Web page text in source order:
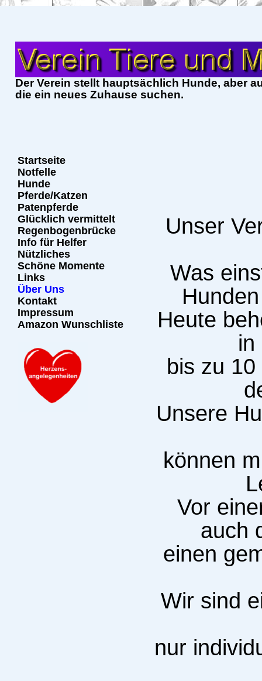
Der Verein stellt hauptsächlich Hunde, aber
die ein neues Zuhause suchen.
Startseite
Notfelle
Hunde
Pferde/Katzen
Patenpferde
Glücklich vermittelt
Regenbogenbrücke
Info für Helfer
Nützliches
Schöne Momente
Links
Über Uns
Kontakt
Impressum
Amazon Wunschliste
Unser
Was
Heute
in
bis zu
Unsere
können
Vor
auch
einen
Wir sind
nur